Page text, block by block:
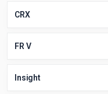
CRX
FR V
Insight